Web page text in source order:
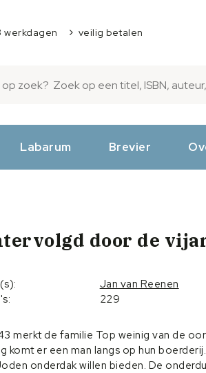
werkdagen veilig betalen
Labarum Brevier
door de
Jan van Reenen
229
merkt de familie Top weinig van de
komt er een man langs op hun
onderdak willen bieden. De